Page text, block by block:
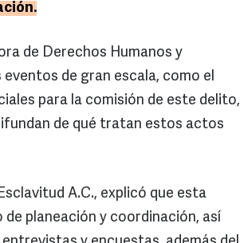
de Derechos Humanos y
de gran escala, como el
para la comisión de este delito,
de qué tratan estos actos
A.C., explicó que esta
de planeación y coordinación, así